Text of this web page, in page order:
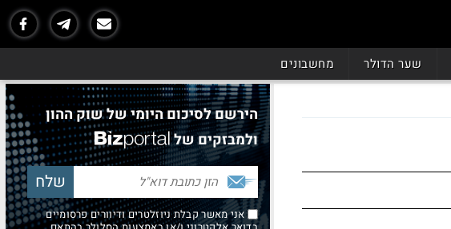
שער הדולר מחשבונים
הירשם לסיכום היומי של שוק ההון
ולמבזקים של
אני מאשר קבלת ניוזלטרים ודיוורים פרסומיים